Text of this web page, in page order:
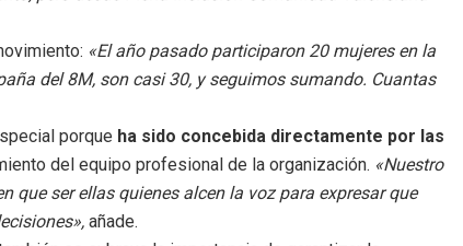
«El año pasado participaron 20 mujeres en la
del 8M, son casi 30, y seguimos sumando. Cuantas
porque ha sido concebida directamente por las
del equipo profesional de la organización. «Nuestro
que ser ellas quienes alcen la voz para expresar que
añade.